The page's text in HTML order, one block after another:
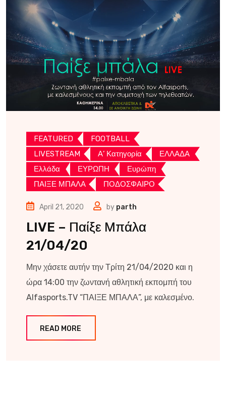
FEATURED
FOOTBALL
LIVESTREAM
Α’ Κατηγορία
ΕΛΛΑΔΑ
Ελλάδα
ΕΥΡΩΠΗ
Ευρώπη
ΠΑΙΞΕ ΜΠΑΛΑ
ΠΟΔΟΣΦΑΙΡΟ
April 21, 2020 by parth
LIVE – Παίξε Μπάλα
21/04/20
Μην χάσετε αυτήν την Τρίτη 21/04/2020 και η
ώρα 14:00 την ζωντανή αθλητική εκπομπή του
Alfasports.TV “ΠΑΙΞΕ ΜΠΑΛΑ”, με καλεσμένο.
READ MORE